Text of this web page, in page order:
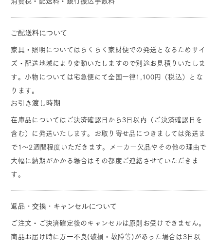
ご配送料について
家具・照明についてはらくらく家財便での発送となるためサイ
ズ・配送地域により変動いたしますので別途お見積りいたしま
す。小物については宅急便にて全国一律1,100円（税込）とな
ります。
お引き渡し時期
在庫品についてはご決済確認日から3日以内（ご決済確認日を
含む）に発送いたします。お取り寄せ品につきましては発送ま
で1～2週間程度いただきます。メーカー欠品やその他の理由で
大幅に納期がかかる場合はその都度ご連絡させていただきま
す。
返品・交換・キャンセルについて
ご注文・ご決済確定後のキャンセルは原則お受けできません。
商品お届け時に万一不良(破損・故障等)があった場合は3日以